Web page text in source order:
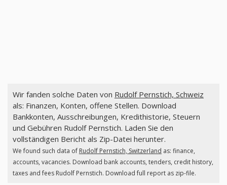
Wir fanden solche Daten von Rudolf Pernstich, Schweiz
als: Finanzen, Konten, offene Stellen. Download
Bankkonten, Ausschreibungen, Kredithistorie, Steuern
und Gebühren Rudolf Pernstich. Laden Sie den
vollständigen Bericht als Zip-Datei herunter.
We found such data of Rudolf Pernstich, Switzerland as: finance,
accounts, vacancies. Download bank accounts, tenders, credit history,
taxes and fees Rudolf Pernstich. Download full report as zip-file.